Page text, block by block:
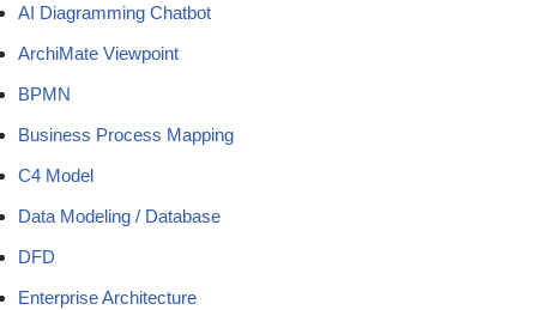
AI Diagramming Chatbot
ArchiMate Viewpoint
BPMN
Business Process Mapping
C4 Model
Data Modeling / Database
DFD
Enterprise Architecture